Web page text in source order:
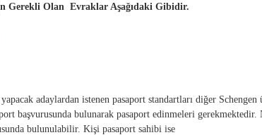
Gerekli Olan Evraklar Aşağıdaki Gibidir.
adaylardan istenen pasaport standartları diğer
başvurusunda bulunarak pasaport edinmeleri
bulunulabilir. Kişi pasaport sahibi ise